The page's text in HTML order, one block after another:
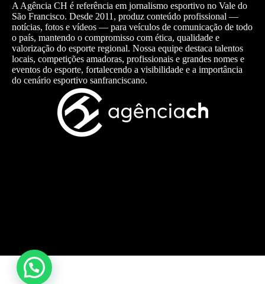
A Agência CH é referência em jornalismo esportivo no Vale do
São Francisco. Desde 2011, produz conteúdo profissional —
notícias, fotos e vídeos — para veículos de comunicação de todo
o país, mantendo o compromisso com ética, qualidade e
valorização do esporte regional. Nossa equipe destaca talentos
locais, competições amadoras, profissionais e grandes nomes e
eventos do esporte, fortalecendo a visibilidade e a importância
do cenário esportivo sanfranciscano.